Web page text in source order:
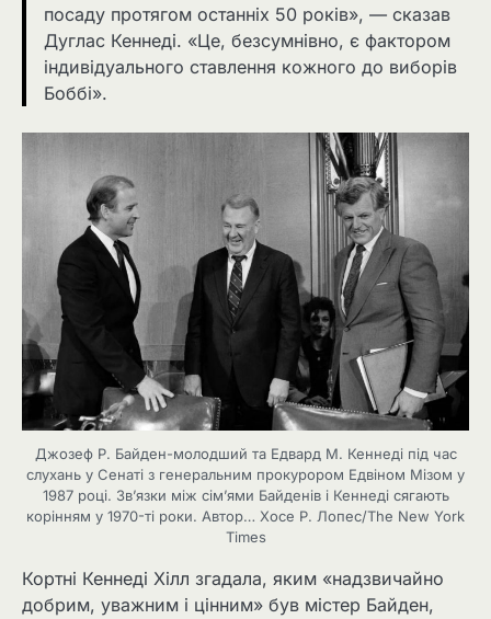
посаду протягом останніх 50 років», — сказав
Дуглас Кеннеді. «Це, безсумнівно, є фактором
індивідуального ставлення кожного до виборів
Боббі».
Джозеф Р. Байден-молодший та Едвард М. Кеннеді під час
слухань у Сенаті з генеральним прокурором Едвіном Мізом у
1987 році. Зв’язки між сім’ями Байденів і Кеннеді сягають
корінням у 1970-ті роки. Автор… Хосе Р. Лопес/The New York
Times
Кортні Кеннеді Хілл згадала, яким «надзвичайно
добрим, уважним і цінним» був містер Байден,